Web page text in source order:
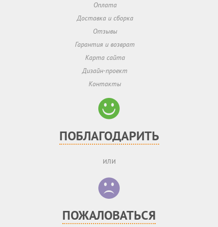
Оплата
Доставка и сборка
Отзывы
Гарантия и возврат
Карта сайта
Дизайн-проект
Контакты
ПОБЛАГОДАРИТЬ
или
ПОЖАЛОВАТЬСЯ